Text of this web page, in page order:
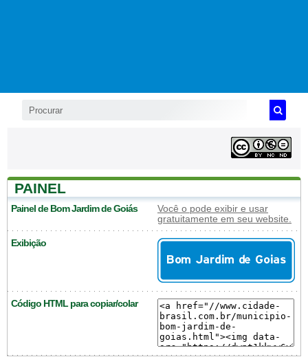
PAINEL
Painel de Bom Jardim de Goiás
Você o pode exibir e usar
gratuitamente em seu website.
Exibição
Código HTML para copiar/colar